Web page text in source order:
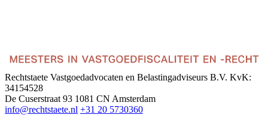
Rechtstaete Vastgoedadvocaten en Belastingadviseurs B.V. KvK:
34154528
De Cuserstraat 93 1081 CN Amsterdam
info@rechtstaete.nl +31 20 5730360